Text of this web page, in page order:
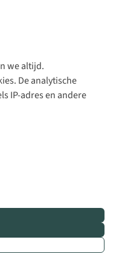
we altijd.
De analytische
IP-adres en andere
Bever
B.V.